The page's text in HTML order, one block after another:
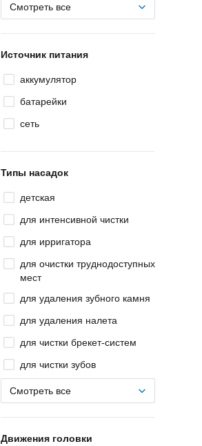
Смотреть все
Источник питания
аккумулятор
батарейки
сеть
Типы насадок
детская
для интенсивной чистки
для ирригатора
для очистки труднодоступных
мест
для удаления зубного камня
для удаления налета
для чистки брекет-систем
для чистки зубов
Смотреть все
Движения головки